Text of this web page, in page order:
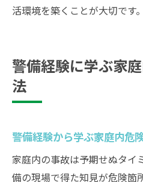
活環境を築くことが大切です。
警備経験に学ぶ家
法
警備経験から学ぶ家庭内危
家庭内の事故は予期せぬタイ
備の現場で得た知見が危険箇